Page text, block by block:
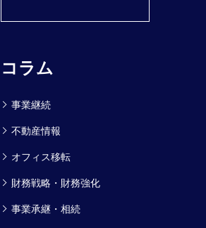
コラム
事業継続
不動産情報
オフィス移転
財務戦略・財務強化
事業承継・相続